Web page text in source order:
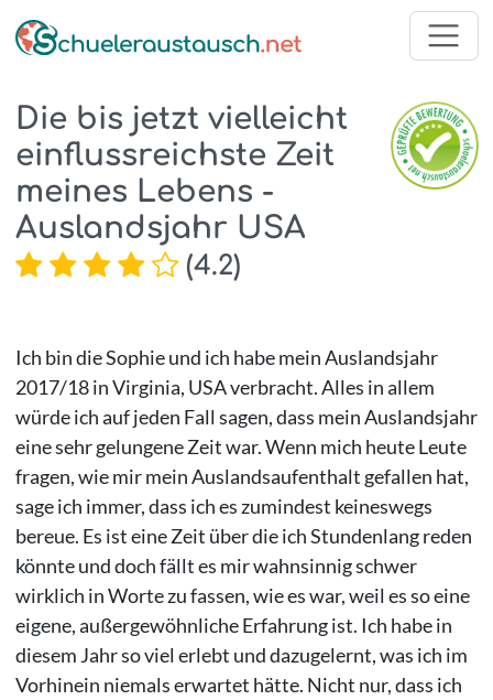
Die bis jetzt vielleicht
einflussreichste Zeit
meines Lebens -
Auslandsjahr USA
(4.2)
Ich bin die Sophie und ich habe mein Auslandsjahr
2017/18 in Virginia, USA verbracht. Alles in allem
würde ich auf jeden Fall sagen, dass mein Auslandsjahr
eine sehr gelungene Zeit war. Wenn mich heute Leute
fragen, wie mir mein Auslandsaufenthalt gefallen hat,
sage ich immer, dass ich es zumindest keineswegs
bereue. Es ist eine Zeit über die ich Stundenlang reden
könnte und doch fällt es mir wahnsinnig schwer
wirklich in Worte zu fassen, wie es war, weil es so eine
eigene, außergewöhnliche Erfahrung ist. Ich habe in
diesem Jahr so viel erlebt und dazugelernt, was ich im
Vorhinein niemals erwartet hätte. Nicht nur, dass ich